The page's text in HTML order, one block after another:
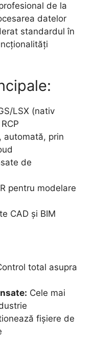
de la
datelor
standardul în
LSX (nativ
automată, prin
de
pentru modelare
CAD și BIM
total asupra
Cele mai
fișiere de